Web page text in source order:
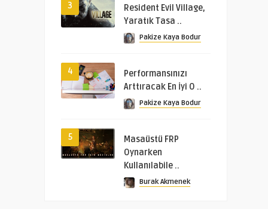
3
Resident Evil Village,
Yaratık Tasa ..
Pakize Kaya Bodur
4
Performansınızı
Arttıracak En İyi O ..
Pakize Kaya Bodur
5
Masaüstü FRP
Oynarken
Kullanılabile ..
Burak Akmenek